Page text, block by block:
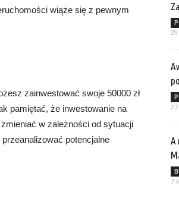
wiąże się z pewnym
zainwestować swoje 50000 zł
pamiętać, że inwestowanie na
w zależności od sytuacji
potencjalne
A
7